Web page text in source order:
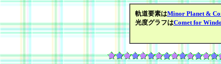
軌道要素はMinor Planet &
光度グラフはComet for